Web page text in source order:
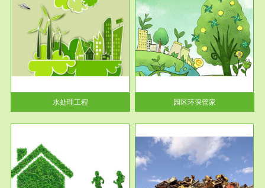
水处理工程
服务范围
园区环保管家
2016 年 4 月，环保部下发《关
于积极发挥环境保护作用促进供
给侧结...
园区环保管家
服务范围